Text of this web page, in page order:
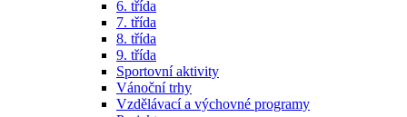
6. třída
7. třída
8. třída
9. třída
Sportovní aktivity
Vánoční trhy
Vzdělávací a výchovné programy